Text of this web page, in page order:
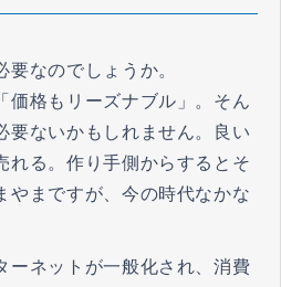
なのでしょうか。
価格もリーズナブル」。そん
要ないかもしれません。良い
れる。作り手側からするとそ
やまですが、今の時代なかな
ーネットが一般化され、消費